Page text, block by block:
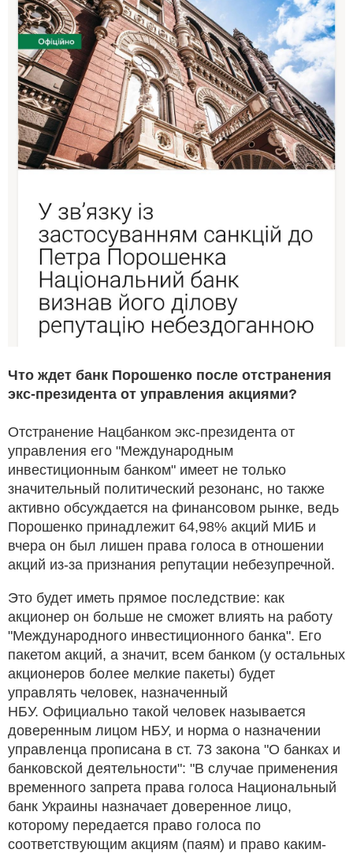
Что ждет банк Порошенко после отстранения
экс-президента от управления акциями?
Отстранение Нацбанком экс-президента от
управления его "Международным
инвестиционным банком" имеет не только
значительный политический резонанс, но также
активно обсуждается на финансовом рынке, ведь
Порошенко принадлежит 64,98% акций МИБ и
вчера он был лишен права голоса в отношении
акций из-за признания репутации небезупречной.
Это будет иметь прямое последствие: как
акционер он больше не сможет влиять на работу
"Международного инвестиционного банка". Его
пакетом акций, а значит, всем банком (у остальных
акционеров более мелкие пакеты) будет
управлять человек, назначенный
НБУ. Официально такой человек называется
доверенным лицом НБУ, и норма о назначении
управленца прописана в ст. 73 закона "О банках и
банковской деятельности": "В случае применения
временного запрета права голоса Национальный
банк Украины назначает доверенное лицо,
которому передается право голоса по
соответствующим акциям (паям) и право каким-